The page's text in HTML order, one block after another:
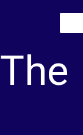
The